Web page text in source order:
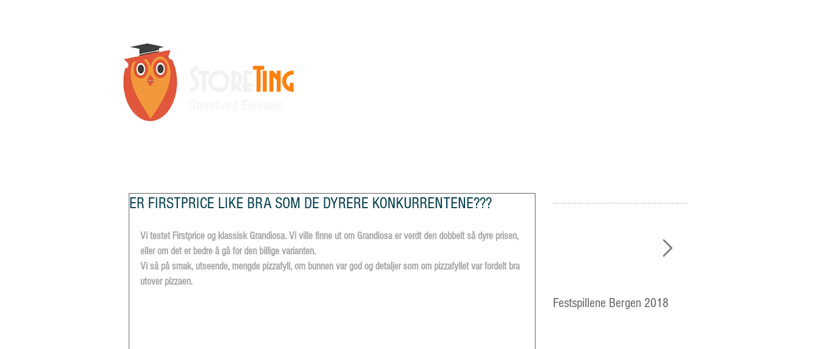
Ting
ER FIRSTPRICE LIKE BRA SOM DE DYRERE KONKURRENTENE???
Vi testet Firstprice og klassisk Grandiosa. Vi ville finne ut om Grandiosa er verdt den dobbelt så dyre prisen,
eller om det er bedre å gå for den billige varianten.
Vi så på smak, utseende, mengde pizzafyll, om bunnen var god og detaljer som om pizzafyllet var fordelt bra
utover pizzaen.
Festspillene Bergen 2018